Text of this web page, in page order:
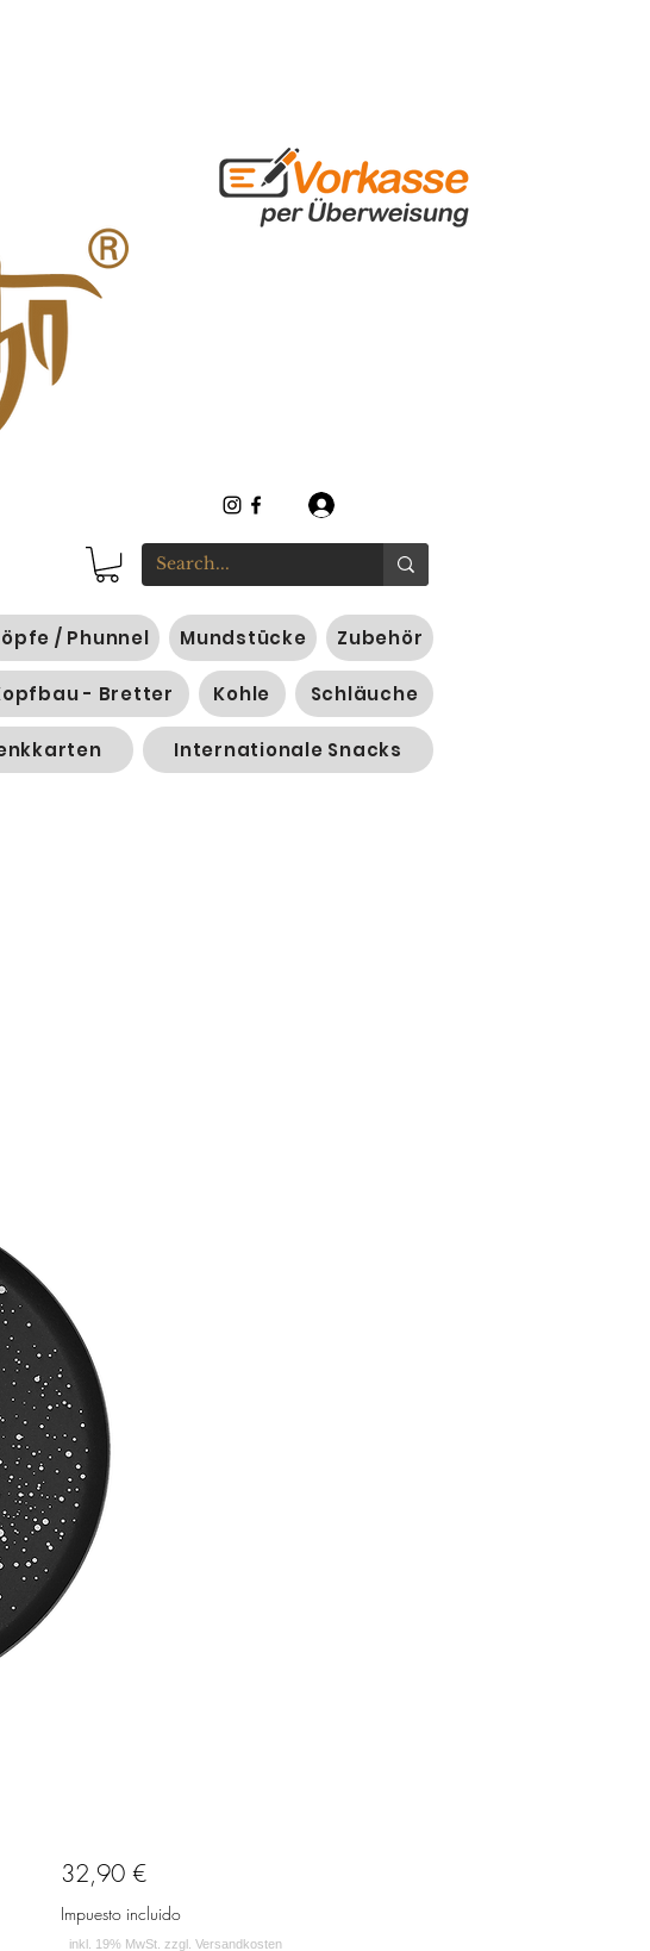
/ Phunnel Mundstücke Zubehör
- Bretter Kohle Schläuche
Internationale Snacks
32,90 €Precio
Impuesto incluido